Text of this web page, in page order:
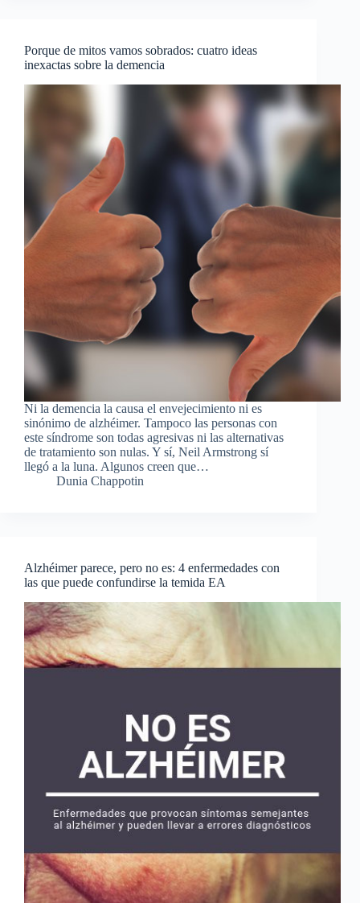
Porque de mitos vamos sobrados: cuatro ideas
inexactas sobre la demencia
Ni la demencia la causa el envejecimiento ni es
sinónimo de alzhéimer. Tampoco las personas con
este síndrome son todas agresivas ni las alternativas
de tratamiento son nulas. Y sí, Neil Armstrong sí
llegó a la luna. Algunos creen que…
Dunia Chappotin
Alzhéimer parece, pero no es: 4 enfermedades con
las que puede confundirse la temida EA